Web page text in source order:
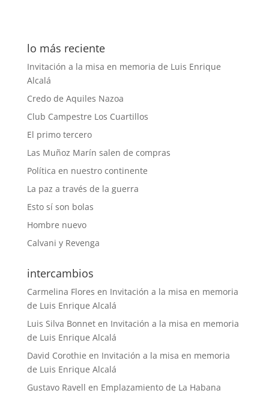
lo más reciente
Invitación a la misa en memoria de Luis Enrique
Alcalá
Credo de Aquiles Nazoa
Club Campestre Los Cuartillos
El primo tercero
Las Muñoz Marín salen de compras
Política en nuestro continente
La paz a través de la guerra
Esto sí son bolas
Hombre nuevo
Calvani y Revenga
intercambios
Carmelina Flores en Invitación a la misa en memoria
de Luis Enrique Alcalá
Luis Silva Bonneten Invitación a la misa en memoria
de Luis Enrique Alcalá
David Corothie en Invitación a la misa en memoria
de Luis Enrique Alcalá
Gustavo Ravell en Emplazamiento de La Habana